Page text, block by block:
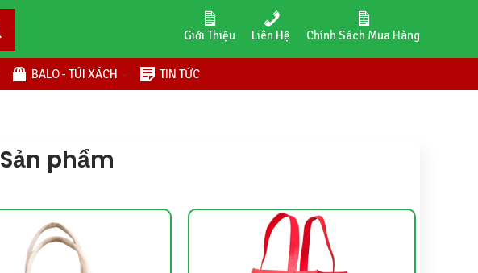
Giới Thiệu Liên Hệ Chính Sách Mua Hàng
BALO - TÚI XÁCH TIN TỨC
Sản phẩm